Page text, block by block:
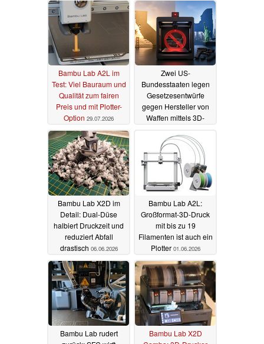
Bambu Lab A2L im
Test: Viel Bauraum und
Qualität zum fairen
Preis und mit Plotter-
Option 29.07.2026
Zwei US-
Bundesstaaten legen
Gesetzesentwürfe
gegen Hersteller von
Waffen mittels 3D-
Bambu Lab X2D im
Detail: Dual-Düse
halbiert Druckzeit und
reduziert Abfall
drastisch 06.06.2026
Bambu Lab A2L:
Großformat-3D-Druck
mit bis zu 19
Filamenten ist auch ein
Plotter 01.06.2026
Bambu Lab rudert
Bambu Lab X2D